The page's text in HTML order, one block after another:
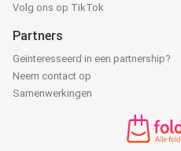
Volg ons op TikTok
Partners
Geïnteresseerd in een partnership?
Neem contact op
Samenwerkingen